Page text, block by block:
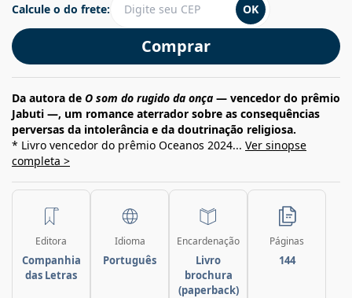
Comprar
Calcule o do frete: OK
Da autora de O som do rugido da onça — vencedor do prêmio
Jabuti —, um romance aterrador sobre as consequências
perversas da intolerância e da doutrinação religiosa.
* Livro vencedor do prêmio Oceanos 2024... Ver sinopse
completa >
Editora
Companhia
das Letras
Idioma
Português
Encardenação
Livro
brochura
(paperback)
Páginas
144